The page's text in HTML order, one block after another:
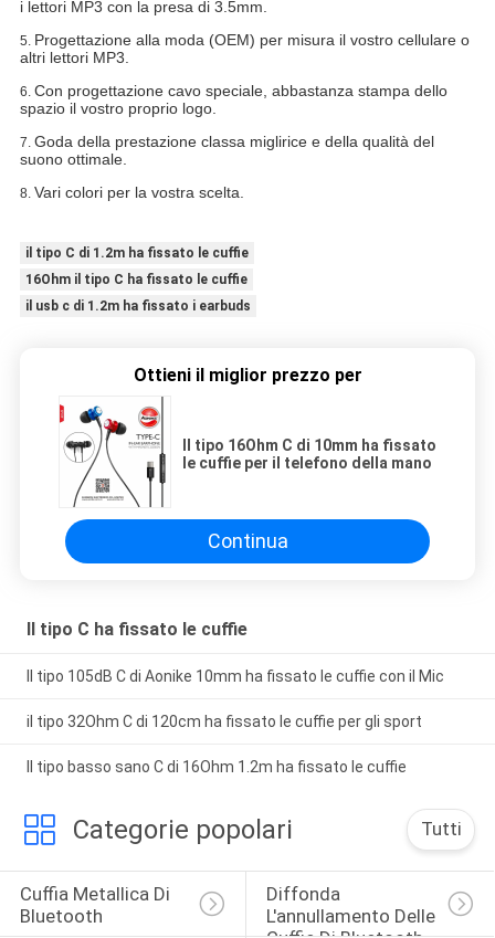
i lettori MP3 con la presa di 3.5mm.
5. Progettazione alla moda (OEM) per misura il vostro cellulare o
altri lettori MP3.
6. Con progettazione cavo speciale, abbastanza stampa dello
spazio il vostro proprio logo.
7. Goda della prestazione classa miglirice e della qualità del
suono ottimale.
8. Vari colori per la vostra scelta.
il tipo C di 1.2m ha fissato le cuffie
16Ohm il tipo C ha fissato le cuffie
il usb c di 1.2m ha fissato i earbuds
Ottieni il miglior prezzo per
Il tipo 16Ohm C di 10mm ha fissato
le cuffie per il telefono della mano
Continua
Il tipo C ha fissato le cuffie
Il tipo 105dB C di Aonike 10mm ha fissato le cuffie con il Mic
il tipo 32Ohm C di 120cm ha fissato le cuffie per gli sport
Il tipo basso sano C di 16Ohm 1.2m ha fissato le cuffie
Categorie popolari Tutti
Cuffia Metallica Di
Bluetooth
Diffonda
L'annullamento Delle